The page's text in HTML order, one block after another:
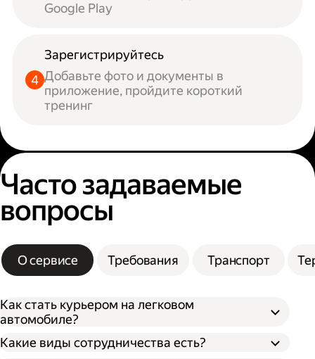
Google Play
Зарегистрируйтесь
Добавьте фото и документы в
приложение, пройдите короткий
тренинг
Часто задаваемые
вопросы
О сервисе Требования Транспорт
Как стать курьером на легковом
автомобиле?
Какие виды сотрудничества есть?